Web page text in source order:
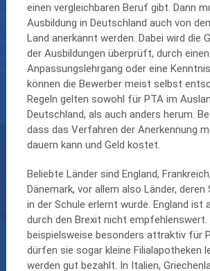
einen vergleichbaren Beruf gibt. Dann
Ausbildung in Deutschland auch von
Land anerkannt werden. Dabei wird die
der Ausbildungen überprüft, durch einen
Anpassungslehrgang oder eine
können die Bewerber meist selbst
Regeln gelten sowohl für PTA im
Deutschland, als auch anders herum.
dass das Verfahren der Anerkennung
dauern kann und Geld kostet.
Beliebte Länder sind England,
Dänemark, vor allem also Länder, deren
in der Schule erlernt wurde. England ist
durch den Brexit nicht empfehlenswert.
beispielsweise besonders attraktiv für
dürfen sie sogar kleine Filialapotheken
werden gut bezahlt. In Italien,